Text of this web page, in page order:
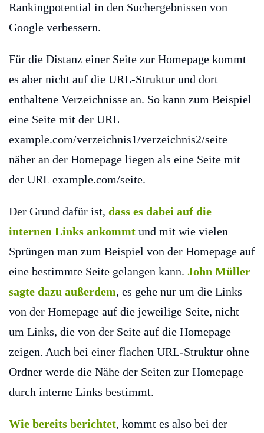
Rankingpotential in den Suchergebnissen von
Google verbessern.
Für die Distanz einer Seite zur Homepage kommt
es aber nicht auf die URL-Struktur und dort
enthaltene Verzeichnisse an. So kann zum Beispiel
eine Seite mit der URL
example.com/verzeichnis1/verzeichnis2/seite
näher an der Homepage liegen als eine Seite mit
der URL example.com/seite.
Der Grund dafür ist, dass es dabei auf die
internen Links ankommt und mit wie vielen
Sprüngen man zum Beispiel von der Homepage auf
eine bestimmte Seite gelangen kann. John Müller
sagte dazu außerdem, es gehe nur um die Links
von der Homepage auf die jeweilige Seite, nicht
um Links, die von der Seite auf die Homepage
zeigen. Auch bei einer flachen URL-Struktur ohne
Ordner werde die Nähe der Seiten zur Homepage
durch interne Links bestimmt.
Wie bereits berichtet, kommt es also bei der